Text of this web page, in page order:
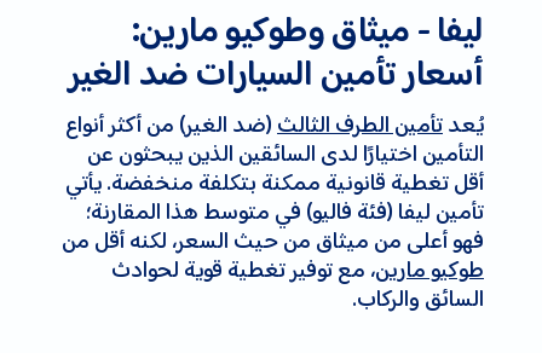
ليفا - ميثاق وطوكيو مارين:
أسعار تأمين السيارات ضد الغير
يُعدتأمين الطرف الثالث(ضد الغير) من أكثر أنواع
التأمين اختيارًا لدى السائقين الذين يبحثون عن
أقل تغطية قانونية ممكنة بتكلفة منخفضة. يأتي
تأمين ليفا (فئة فاليو) في متوسط هذا المقارنة؛
فهو أعلى من ميثاق من حيث السعر، لكنه أقل من
طوكيو مارين، مع توفير تغطية قوية لحوادث
السائق والركاب.